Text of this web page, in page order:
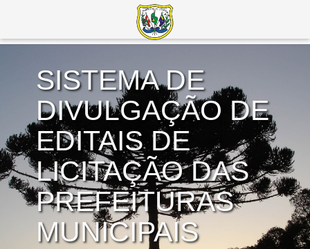
SISTEMA DE
DIVULGAÇÃO DE
EDITAIS DE
LICITAÇÃO DAS
PREFEITURAS
MUNICIPAIS